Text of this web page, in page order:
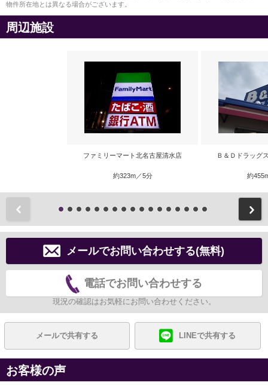
物件所在地とは異なる場合がございます。
周辺施設
ファミリーマート北名古屋清水店
約323m／5分
Ｂ＆Ｄドラッグ
約
メールでお問い合わせする(無料)
電話でお問い合わせする
現況の確認はお気軽にお問い合わせください。
メールで共有する LINEで共有する
お客様の声